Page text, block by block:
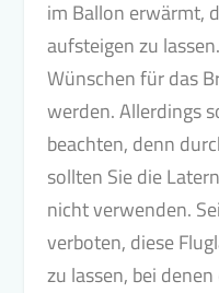
im Ballon erwärmt,
aufsteigen zu
Wünschen für das
werden. Allerdings
beachten, denn
sollten Sie die
nicht verwenden.
verboten, diese
zu lassen, bei